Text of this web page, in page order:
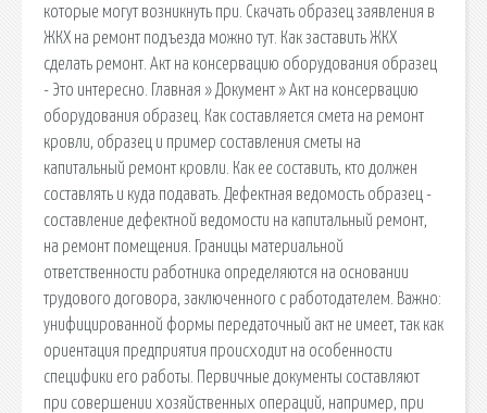
которые могут возникнуть при. Скачать образец заявления в
ЖКХ на ремонт подъезда можно тут. Как заставить ЖКХ
сделать ремонт. Акт на консервацию оборудования образец
- Это интересно. Главная » Документ » Акт на консервацию
оборудования образец. Как составляется смета на ремонт
кровли, образец и пример составления сметы на
капитальный ремонт кровли. Как ее составить, кто должен
составлять и куда подавать. Дефектная ведомость образец -
составление дефектной ведомости на капитальный ремонт,
на ремонт помещения. Границы материальной
ответственности работника определяются на основании
трудового договора, заключенного с работодателем. Важно:
унифицированной формы передаточный акт не имеет, так как
ориентация предприятия происходит на особенности
специфики его работы. Первичные документы составляют
при совершении хозяйственных операций, например, при